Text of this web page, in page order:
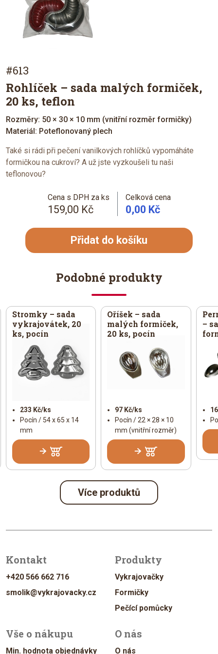
#613
Rohlíček – sada malých formiček,
20 ks, teflon
Rozměry: 50 × 30 × 10 mm (vnitřní rozměr formičky)
Materiál: Poteflonovaný plech
Také si rádi při pečení vanilkových rohlíčků vypomáháte
formičkou na cukroví? A už jste vyzkoušeli tu naši
teflonovou?
Cena s DPH za ks
159,00 Kč
Celková cena
0,00 Kč
Přidat do košíku
Podobné produkty
Stromky – sada
vykrajovátek, 20
ks, pocín
233 Kč/ks
Pocín / 54 x 65 x 14
mm
Oříšek – sada
malých formiček,
20 ks, pocín
97 Kč/ks
Pocín / 22 × 28 × 10
mm (vnitřní rozměr)
–
Více produktů
Kontakt
+420 566 662 716
smolik@vykrajovacky.cz
Produkty
Vykrajovačky
Formičky
Pečící pomůcky
Vše o nákupu
Min. hodnota objednávky
O nás
O nás